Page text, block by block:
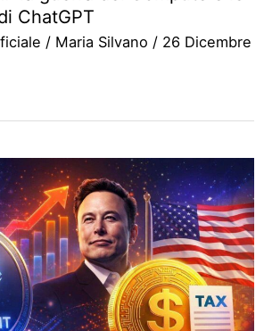
ChatGPT
/ Maria Silvano / 26 Dicembre